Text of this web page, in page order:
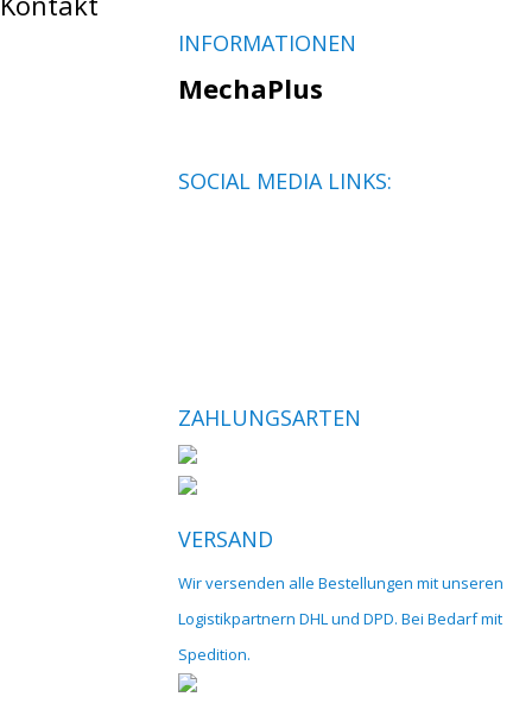
INFORMATIONEN
MechaPlus
SOCIAL MEDIA LINKS:
ZAHLUNGSARTEN
VERSAND
Wir versenden alle Bestellungen mit unseren
Logistikpartnern DHL und DPD. Bei Bedarf mit
Spedition.